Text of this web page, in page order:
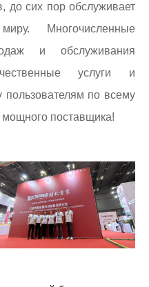
до сих пор обслуживает
Многочисленные
и обслуживания
услуги и
по всему
поставщика!